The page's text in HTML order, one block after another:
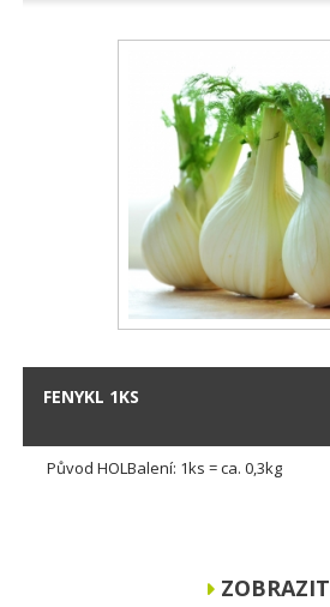
FENYKL 1KS
Původ HOLBalení: 1ks = ca. 0,3kg
ZOBRAZIT